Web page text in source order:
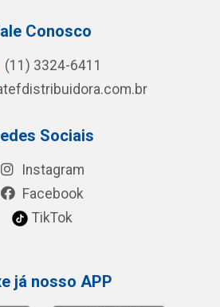
Conosco
(11) 3324-6411
Sociais
Instagram
Facebook
TikTok
já nosso APP